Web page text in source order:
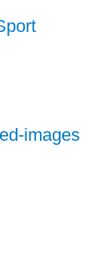
images